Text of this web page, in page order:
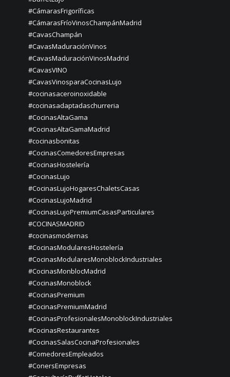
#CámarasFrigoríficas
#CámarasFríoVinosChampánMadrid
#CavasChampán
#CavasMaduraciónVinos
#CavasMaduraciónVinosMadrid
#CavasVINO
#CavasVinosparaCocinasLujo
#cocinasaceroinoxidable
#cocinasadaptadaschurreria
#CocinasAltaGama
#CocinasAltaGamaMadrid
#cocinasbonitas
#CocinasComedoresEmpresas
#CocinasHostelería
#CocinasLujo
#CocinasLujoHogaresChaletsCasas
#CocinasLujoMadrid
#CocinasLujoPremiumCasasParticulares
#COCINASMADRID
#cocinasmodernas
#CocinasModularesHostelería
#CocinasModularesMonoblockIndustriales
#CocinasMonblocMadrid
#CocinasMonoblock
#CocinasPremium
#CocinasPremiumMadrid
#CocinasProfesionalesMonoblockIndustriales
#CocinasRestaurantes
#CocinasSalasCocinaProfesionales
#ComedoresEmpleados
#ConersEmpresas